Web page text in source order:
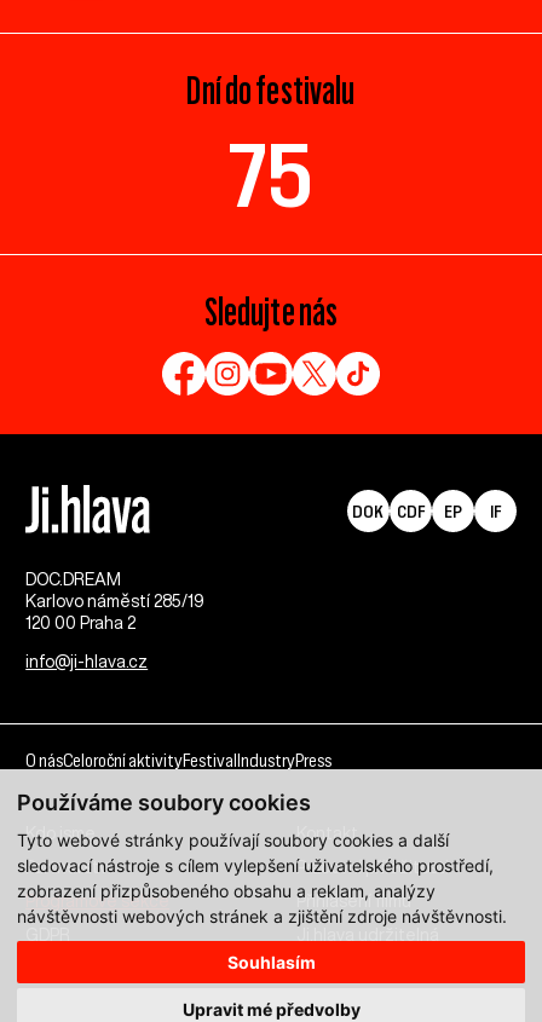
Používáme soubory cookies
Tyto webové stránky používají soubory cookies a další
sledovací nástroje s cílem vylepšení uživatelského prostředí,
zobrazení přizpůsobeného obsahu a reklam, analýzy
návštěvnosti webových stránek a zjištění zdroje návštěvnosti.
Souhlasím
Upravit mé předvolby
Dní do festivalu
75
Sledujte nás
DOC.DREAM​
Karlovo náměstí 285/19
120 00 Praha 2
info@ji-hlava.cz
DOK CDF EP IF
O násCeloroční aktivityFestival IndustryPress
Kdo jsme
Kontakt
Partnerství
Pracovní příležitosti
Programové sekce
Přihlášení filmu
Všechna práva vyhrazena DOC.DREAM services s. r. o.
Zásady zpracování osobních údajů pro MFDF Ji.hlava zde